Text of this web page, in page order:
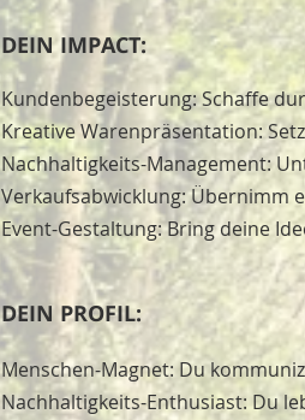
DEIN IMPACT:
Kundenbegeisterung: Schaffe
Kreative Warenpräsentation:
Nachhaltigkeits-Management:
Verkaufsabwicklung: Übernimm
Event-Gestaltung: Bring deine
DEIN PROFIL:
Menschen-Magnet: Du
Nachhaltigkeits-Enthusiast: Du